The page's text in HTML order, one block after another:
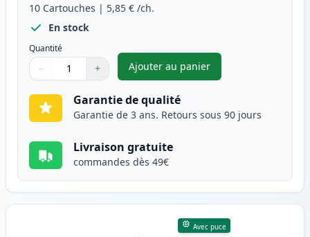
10 Cartouches | 5,85 € /ch.
En stock
Quantité
Quantité
Utilisez les boutons pour ajuster
− +
Quantité
Ajouter au panier
,Pack de 10 Canon PGI-520
Garantie de qualité
Garantie de 3 ans. Retours sous 90 jours
Livraison gratuite
commandes dès 49€
Avec puce